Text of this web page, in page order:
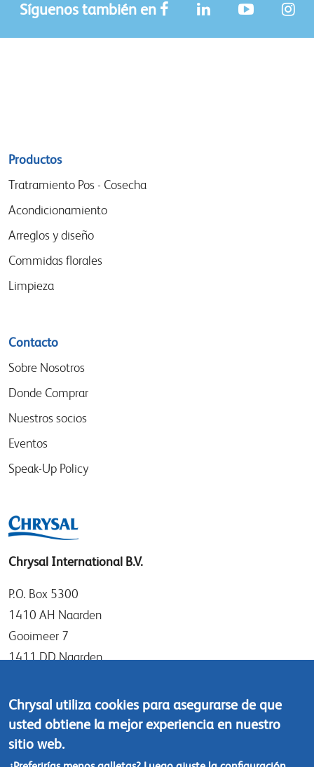
Síguenos también en
Sitemap
menu
Productos
Tratramiento Pos - Cosecha
Acondicionamiento
Arreglos y diseño
Commidas florales
Limpieza
Contacto
Sobre Nosotros
Donde Comprar
Nuestros socios
Eventos
Speak-Up Policy
Chrysal International B.V.
P.O. Box 5300
1410 AH Naarden
Gooimeer 7
1411 DD Naarden
Tel: +31 (0)35 - 695 58 88
Contáctanos
Chrysal utiliza cookies para asegurarse de que
usted obtiene la mejor experiencia en nuestro
sitio web.